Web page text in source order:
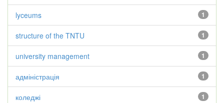
1
lyceums
1
structure of the TNTU
1
university management
1
адміністрація
1
коледжі